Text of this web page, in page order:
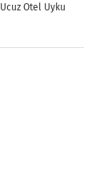
Ucuz Otel Uyku